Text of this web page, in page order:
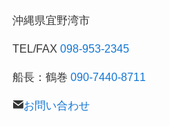
記
沖縄県宜野湾市
TEL/FAX 098-953-2345
船長：鶴巻 090-7440-8711
お問い合わせ